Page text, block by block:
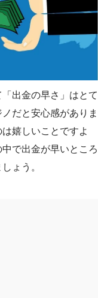
出金の早さ」はとて
だと安心感がありま
嬉しいことですよ
中で出金が早いところ
ょう。